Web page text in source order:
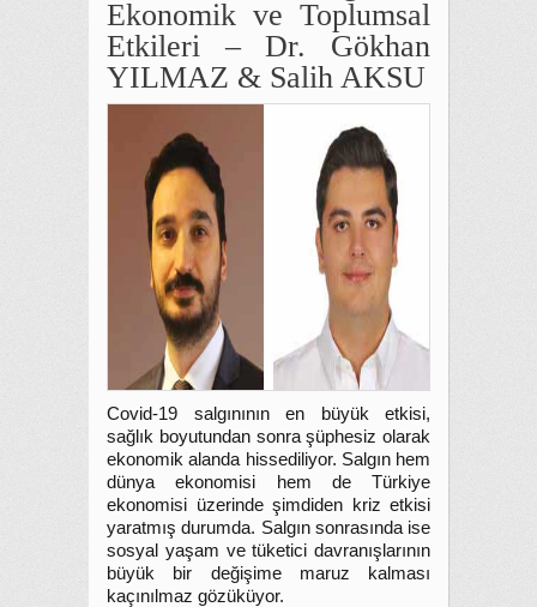
Ekonomik ve Toplumsal
Etkileri – Dr. Gökhan
YILMAZ & Salih AKSU
Covid-19 salgınının en büyük etkisi,
sağlık boyutundan sonra şüphesiz olarak
ekonomik alanda hissediliyor. Salgın hem
dünya ekonomisi hem de Türkiye
ekonomisi üzerinde şimdiden kriz etkisi
yaratmış durumda. Salgın sonrasında ise
sosyal yaşam ve tüketici davranışlarının
büyük bir değişime maruz kalması
kaçınılmaz gözüküyor.